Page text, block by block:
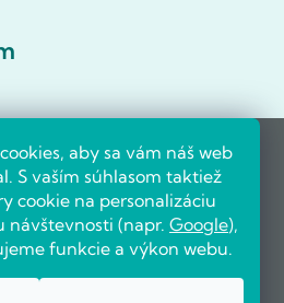
aby sa vám náš web
S vaším súhlasom taktiež
cookie na personalizáciu
návštevnosti (napr. Google),
funkcie a výkon webu.